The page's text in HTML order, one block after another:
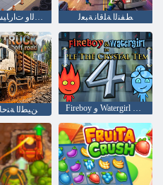
ﺕﺎﻨﺣﺎﺸﻟﺍﻭ ﺕﺍﺭﺎﻴﺴﻟﺍ ﻒﻗﺍﻮﻣ ﻂﻔﻨﻟﺍ ﺔﻠﻗﺎﻧ ﺔﺒﻌﻟ
ﻦﻴﻄﻟﺍ Fireboy ﻭ Watergirl 4: Crystal Temple